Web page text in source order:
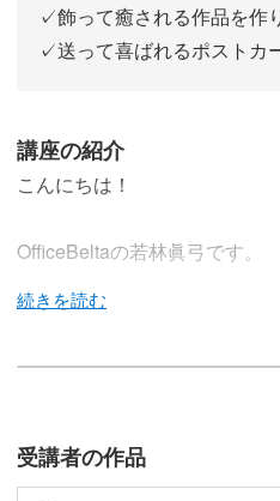
✓飾って癒される作品を作
✓送って喜ばれるポストカ
講座の紹介
こんにちは！
OfficeBeltaの若林眞弓です。
描いているうちに、色鉛筆の
受講者の作品